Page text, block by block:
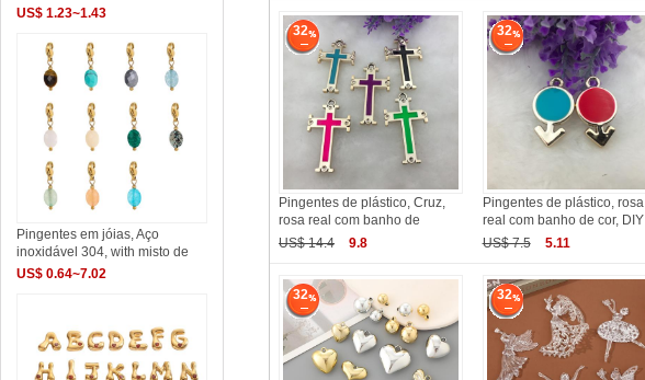
32
Pingentes de plástico, Cruz,
rosa real com banho de
US$ 14.4
9.8
32
Pingentes de plástico, rosa
real com banho de cor, DIY
US$ 7.5
5.11
32 32
US$ 1.23~1.43
Pingentes em jóias, Aço
inoxidável 304, with misto de
US$ 0.64~7.02